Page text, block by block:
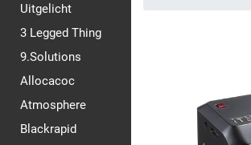
Uitgelicht
3 Legged Thing
9.Solutions
Allocacoc
Atmosphere
Blackrapid